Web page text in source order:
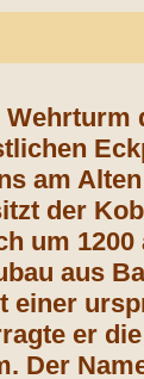
am
der
um 1200
aus
einer
er
Der